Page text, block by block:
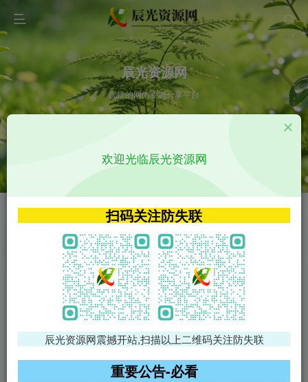
辰光资源网
优质的网络资源分享平台
VIP特权介绍 APP源码
VIP特权介绍
火
VIP特权介绍
影视源码
影视源码
免费领支付宝红包
腾讯轻量4核4G3M服务器38元/
欢迎光临辰光资源网
扫码关注防失联
辰光资源网震撼开站,扫描以上二维码关注防失联
重要公告-必看